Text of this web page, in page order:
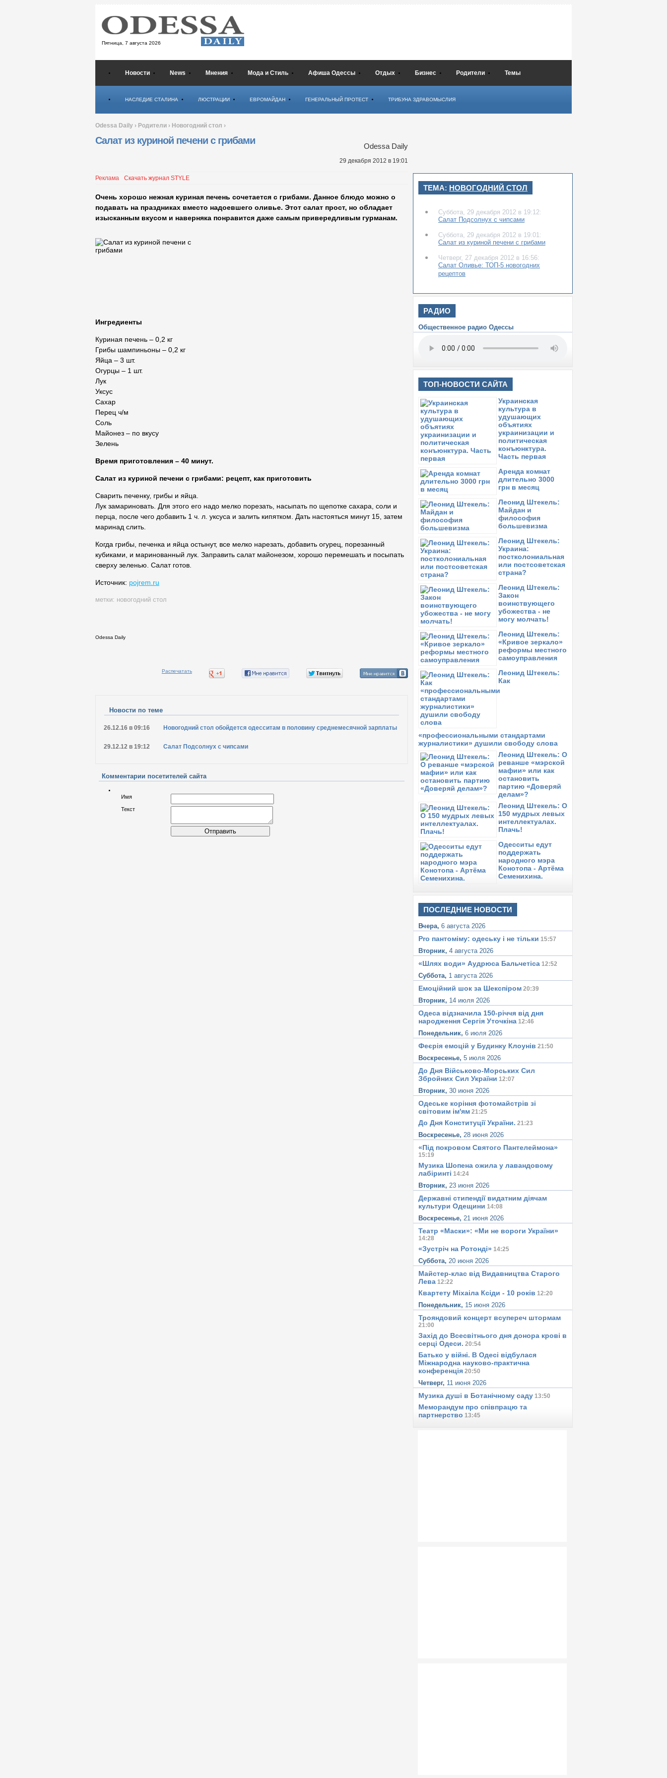
Пятница, 7 августа 2026
Новости News Мнения Мода и Стиль Афиша Одессы Отдых Бизнес Родители Темы
НАСЛЕДИЕ СТАЛИНА ЛЮСТРАЦИИ ЕВРОМАЙДАН ГЕНЕРАЛЬНЫЙ ПРОТЕСТ ТРИБУНА ЗДРАВОМЫСЛИЯ
Odessa Daily › Родители › Новогодний стол ›
Салат из куриной печени с грибами
Odessa Daily
29 декабря 2012 в 19:01
Реклама Скачать журнал STYLE
Очень хорошо нежная куриная печень сочетается с грибами. Данное блюдо можно о
подавать на праздниках вместо надоевшего оливье. Этот салат прост, но обладает
изысканным вкусом и наверняка понравится даже самым привередливым гурманам.
Ингредиенты
Куриная печень – 0,2 кг
Грибы шампиньоны – 0,2 кг
Яйца – 3 шт.
Огурцы – 1 шт.
Лук
Уксус
Сахар
Перец ч/м
Соль
Майонез – по вкусу
Зелень
Время приготовления – 40 минут.
Салат из куриной печени с грибами: рецепт, как приготовить
Сварить печенку, грибы и яйца.
Лук замариновать. Для этого его надо мелко порезать, насыпать по щепотке сахара, соли и
перца, после чего добавить 1 ч. л. уксуса и залить кипятком. Дать настояться минут 15, затем
маринад слить.
Когда грибы, печенка и яйца остынут, все мелко нарезать, добавить огурец, порезанный
кубиками, и маринованный лук. Заправить салат майонезом, хорошо перемешать и посыпать
сверху зеленью. Салат готов.
Источник: pojrem.ru
метки: новогодний стол
Odessa Daily
Распечатать
Новости по теме
26.12.16 в 09:16 Новогодний стол обойдется одесситам в половину среднемесячной зарплаты
29.12.12 в 19:12 Салат Подсолнух с чипсами
Комментарии посетителей сайта
Имя
Текст
Отправить
ТЕМА: НОВОГОДНИЙ СТОЛ
Суббота, 29 декабря 2012 в 19:12:
Салат Подсолнух с чипсами
Суббота, 29 декабря 2012 в 19:01:
Салат из куриной печени с грибами
Четверг, 27 декабря 2012 в 16:56:
Салат Оливье: ТОП-5 новогодних
рецептов
РАДИО
Общественное радио Одессы
ТОП-НОВОСТИ САЙТА
Украинская
культура в
удушающих
объятиях
украинизации и
политическая
конъюнктура.
Часть первая
Аренда комнат
длительно 3000
грн в месяц
Леонид Штекель:
Майдан и
философия
большевизма
Леонид Штекель:
Украина:
постколониальная
или постсоветская
страна?
Леонид Штекель:
Закон
воинствующего
убожества - не
могу молчать!
Леонид Штекель:
«Кривое зеркало»
реформы местного
самоуправления
Леонид Штекель:
Как
«профессиональными стандартами
журналистики» душили свободу слова
Леонид Штекель: О
реванше «мэрской
мафии» или как
остановить
партию «Доверяй
делам»?
Леонид Штекель: О
150 мудрых левых
интеллектуалах.
Плачь!
Одесситы едут
поддержать
народного мэра
Конотопа - Артёма
Семенихина.
ПОСЛЕДНИЕ НОВОСТИ
Вчера, 6 августа 2026
Pro пантоміму: одеську i не тiльки 15:57
Вторник, 4 августа 2026
«Шлях води» Аудрюса Бальчетiса 12:52
Суббота, 1 августа 2026
Емоційний шок за Шекспіром 20:39
Вторник, 14 июля 2026
Одеса відзначила 150-річчя від дня
народження Сергія Уточкіна 12:46
Понедельник, 6 июля 2026
Феєрія емоцій у Будинку Клоунів 21:50
Воскресенье, 5 июля 2026
До Дня Військово-Морських Сил
Збройних Сил України 12:07
Вторник, 30 июня 2026
Одеське корiння фотомайстрiв зі
світовим iм'ям 21:25
До Дня Конституцiї України. 21:23
Воскресенье, 28 июня 2026
«Під покровом Святого Пантелеймона»
15:19
Музика Шопена ожила у лавандовому
лабіринтi 14:24
Вторник, 23 июня 2026
Державні стипендії видатним діячам
культури Одещини 14:08
Воскресенье, 21 июня 2026
Театр «Маски»: «Ми не вороги України»
14:28
«Зустріч на Ротонді» 14:25
Суббота, 20 июня 2026
Майстер-клас від Видавництва Старого
Лева 12:22
Квартету Міхаіла Ксіди - 10 років 12:20
Понедельник, 15 июня 2026
Трояндовий концерт всупереч штормам
21:00
Захід до Всесвітнього дня донора крові в
серці Одеси. 20:54
Батько у вiйнi. В Одесi вiдбулася
Міжнародна науково-практична
конференція 20:50
Четверг, 11 июня 2026
Музика душi в Ботанiчному саду 13:50
Меморандум про співпрацю та
партнерство 13:45